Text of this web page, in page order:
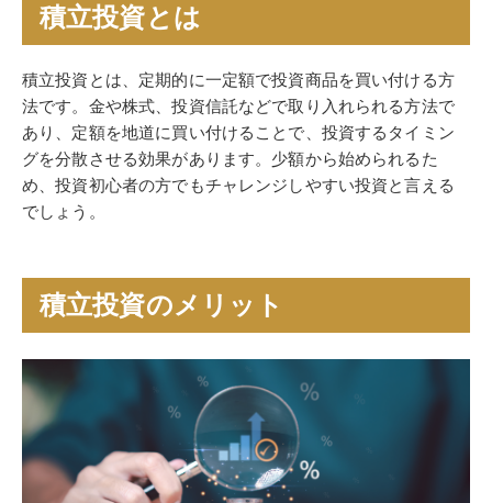
積立投資とは
積立投資とは、定期的に一定額で投資商品を買い付ける方
法です。金や株式、投資信託などで取り入れられる方法で
あり、定額を地道に買い付けることで、投資するタイミン
グを分散させる効果があります。少額から始められるた
め、投資初心者の方でもチャレンジしやすい投資と言える
でしょう。
積立投資のメリット